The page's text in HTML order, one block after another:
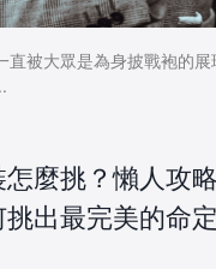
直被大眾是為身披戰袍的
麼挑？懶人攻
出最完美的命